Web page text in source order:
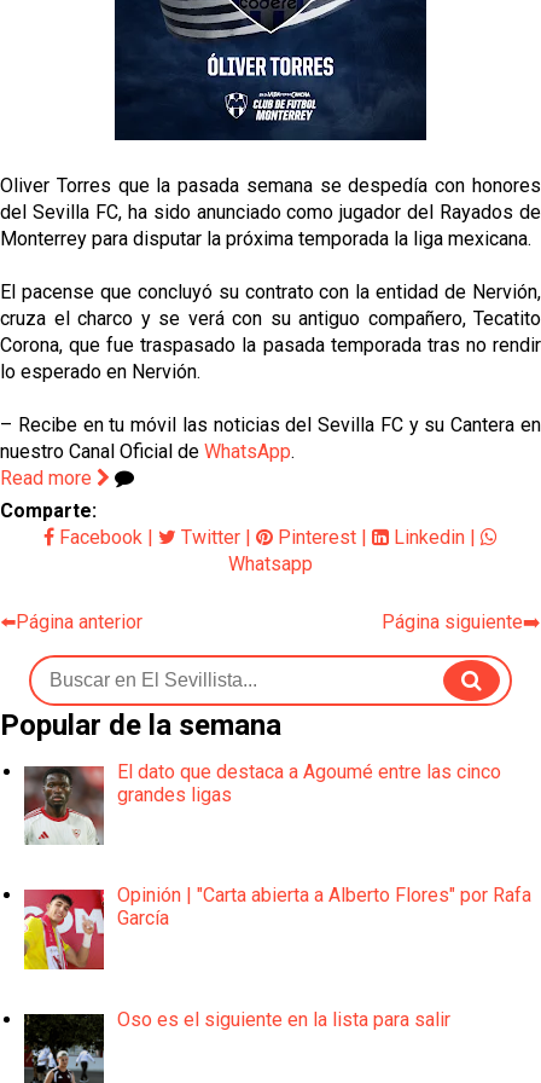
Opinión | "Carta abierta a Alberto Flores" por Rafa
El Sevilla oficializa el traspaso de Sow
Miguel Sierra: La temporada pasada se vio
reflejado que podemos tirar para delante y
Diomande ya es madridista mientras Rodri agita el
mercado
Oliver Torres que la pasada semana se despedía con honores
del Sevilla FC, ha sido anunciado como jugador del Rayados de
Monterrey para disputar la próxima temporada la liga mexicana.
El pacense que concluyó su contrato con la entidad de Nervión,
cruza el charco y se verá con su antiguo compañero, Tecatito
Corona, que fue traspasado la pasada temporada tras no rendir
lo esperado en Nervión.
– Recibe en tu móvil las noticias del Sevilla FC y su Cantera en
nuestro Canal Oficial de WhatsApp.
Read more
Comparte:
Facebook
Twitter Pinterest Linkedin
Whatsapp
⬅️Página anterior Página siguiente➡️
Popular de la semana
El dato que destaca a Agoumé entre las cinco
grandes ligas
Opinión | "Carta abierta a Alberto Flores" por Rafa
García
Oso es el siguiente en la lista para salir